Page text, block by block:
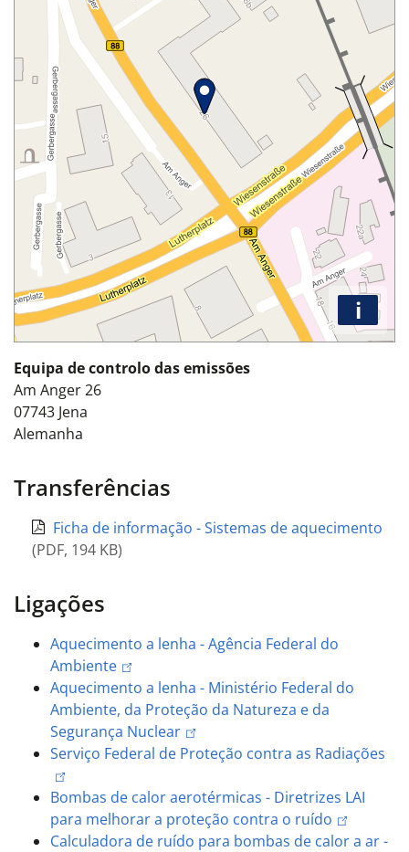
i
Equipa de controlo das emissões
Am Anger 26
07743 Jena
Alemanha
Transferências
Ficha de informação - Sistemas de aquecimento
(PDF, 194 KB)
Ligações
Aquecimento a lenha - Agência Federal do
Ambiente
Aquecimento a lenha - Ministério Federal do
Ambiente, da Proteção da Natureza e da
Segurança Nuclear
Serviço Federal de Proteção contra as Radiações
Bombas de calor aerotérmicas - Diretrizes LAI
para melhorar a proteção contra o ruído
Calculadora de ruído para bombas de calor a ar -